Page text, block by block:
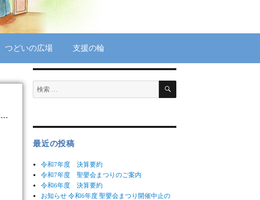
つどいの広場 支援の輪
最近の投稿
令和7年度 決算要約
令和7年度 聖嬰会まつりのご案内
令和6年度 決算要約
お知らせ 令和6年度 聖嬰会まつり開催中止の